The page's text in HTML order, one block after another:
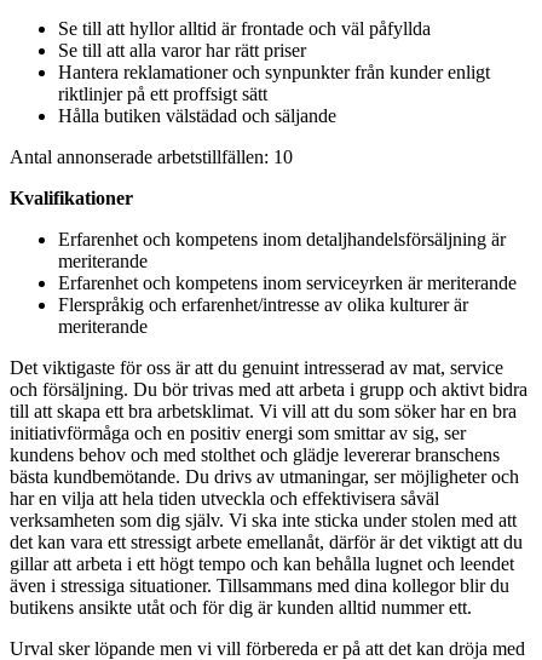
Se till att hyllor alltid är frontade och väl påfyllda
Se till att alla varor har rätt priser
Hantera reklamationer och synpunkter från kunder enligt
riktlinjer på ett proffsigt sätt
Hålla butiken välstädad och säljande
Antal annonserade arbetstillfällen: 10
Kvalifikationer
Erfarenhet och kompetens inom detaljhandelsförsäljning är
meriterande
Erfarenhet och kompetens inom serviceyrken är meriterande
Flerspråkig och erfarenhet/intresse av olika kulturer är
meriterande
Det viktigaste för oss är att du genuint intresserad av mat, service
och försäljning. Du bör trivas med att arbeta i grupp och aktivt bidra
till att skapa ett bra arbetsklimat. Vi vill att du som söker har en bra
initiativförmåga och en positiv energi som smittar av sig, ser
kundens behov och med stolthet och glädje levererar branschens
bästa kundbemötande. Du drivs av utmaningar, ser möjligheter och
har en vilja att hela tiden utveckla och effektivisera såväl
verksamheten som dig själv. Vi ska inte sticka under stolen med att
det kan vara ett stressigt arbete emellanåt, därför är det viktigt att du
gillar att arbeta i ett högt tempo och kan behålla lugnet och leendet
även i stressiga situationer. Tillsammans med dina kollegor blir du
butikens ansikte utåt och för dig är kunden alltid nummer ett.
Urval sker löpande men vi vill förbereda er på att det kan dröja med